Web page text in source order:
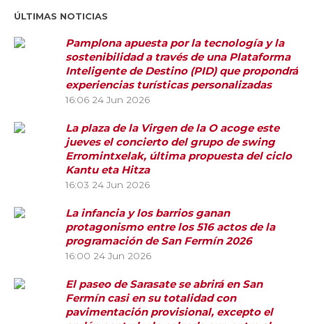
ÚLTIMAS NOTICIAS
Pamplona apuesta por la tecnología y la
sostenibilidad a través de una Plataforma
Inteligente de Destino (PID) que propondrá
experiencias turísticas personalizadas
16:06 24 Jun 2026
La plaza de la Virgen de la O acoge este
jueves el concierto del grupo de swing
Erromintxelak, última propuesta del ciclo
Kantu eta Hitza
16:03 24 Jun 2026
La infancia y los barrios ganan
protagonismo entre los 516 actos de la
programación de San Fermín 2026
16:00 24 Jun 2026
El paseo de Sarasate se abrirá en San
Fermín casi en su totalidad con
pavimentación provisional, excepto el